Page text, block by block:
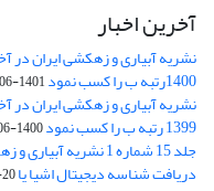
آخرین اخبار
نشریه آبیاری و زهکشی ایران در
1400رتبه ب را کسب نمود 1401-06-02
نشریه آبیاری و زهکشی ایران در
1399 رتبه ب را کسب نمود 1400-06-01
جلد 15 شماره 1 نشریه آبیاری و زهکشی ایران منتشر شد
دریافت شناسه دیجیتال اشیا یا Digital Object Recognizer (DOR)